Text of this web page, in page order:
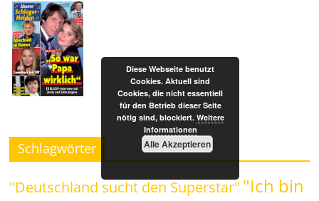
Schlagwörter
"Deutschland sucht den Superstar" "Ich bin
Diese Webseite benutzt
Cookies. Aktuell sind
Cookies, die nicht essentiell
für den Betrieb dieser Seite
nötig sind, blockiert. Weitere
Informationen
Alle Akzeptieren